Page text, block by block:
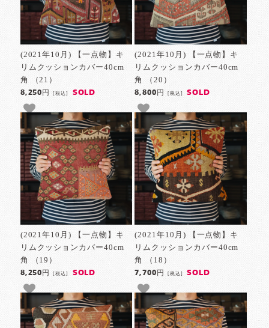
(2021年10月) 【一点物】キ
リムクッションカバー40cm
角 （21）
8,250円[税込] SOLD
(2021年10月) 【一点物】キ
リムクッションカバー40cm
角 （20）
8,800円 [税込] SOLD
(2021年10月) 【一点物】キ
リムクッションカバー40cm
角 （19）
8,250円[税込] SOLD
(2021年10月) 【一点物】キ
リムクッションカバー40cm
角 （18）
7,700円 [税込] SOLD